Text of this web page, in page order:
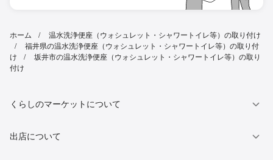
ホーム
温水洗浄便座（ウォシュレット・シャワートイレ等）の取り付け
福井県の温水洗浄便座（ウォシュレット・シャワートイレ等）の取り付
け
坂井市の温水洗浄便座（ウォシュレット・シャワートイレ等）の取り
付け
くらしのマーケットについて
出店について